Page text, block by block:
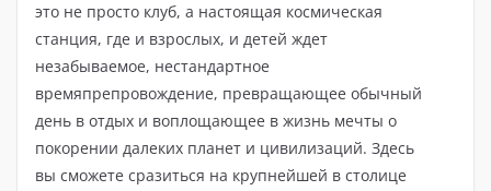
это не просто клуб, а настоящая космическая
станция, где и взрослых, и детей ждет
незабываемое, нестандартное
времяпрепровождение, превращающее обычный
день в отдых и воплощающее в жизнь мечты о
покорении далеких планет и цивилизаций. Здесь
вы сможете сразиться на крупнейшей в столице